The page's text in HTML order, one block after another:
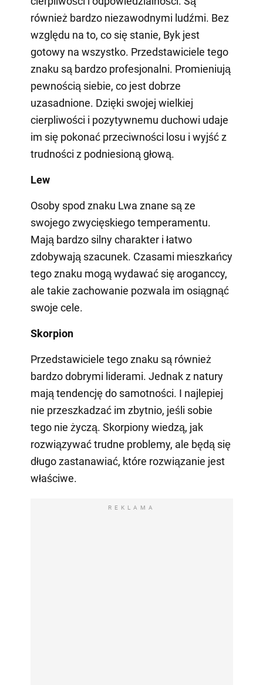
również bardzo niezawodnymi ludźmi. Bez
względu na to, co się stanie, Byk jest
gotowy na wszystko. Przedstawiciele tego
znaku są bardzo profesjonalni. Promieniują
pewnością siebie, co jest dobrze
uzasadnione. Dzięki swojej wielkiej
cierpliwości i pozytywnemu duchowi udaje
im się pokonać przeciwności losu i wyjść z
trudności z podniesioną głową.
Lew
Osoby spod znaku Lwa znane są ze
swojego zwycięskiego temperamentu.
Mają bardzo silny charakter i łatwo
zdobywają szacunek. Czasami mieszkańcy
tego znaku mogą wydawać się aroganccy,
ale takie zachowanie pozwala im osiągnąć
swoje cele.
Skorpion
Przedstawiciele tego znaku są również
bardzo dobrymi liderami. Jednak z natury
mają tendencję do samotności. I najlepiej
nie przeszkadzać im zbytnio, jeśli sobie
tego nie życzą. Skorpiony wiedzą, jak
rozwiązywać trudne problemy, ale będą się
długo zastanawiać, które rozwiązanie jest
właściwe.
REKLAMA